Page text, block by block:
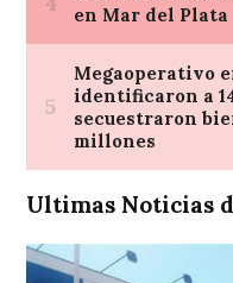
Ultimas Noticias